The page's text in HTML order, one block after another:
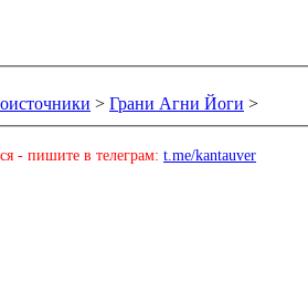
> Грани Агни Йоги >
- пишите в телеграм: t.me/kantauver